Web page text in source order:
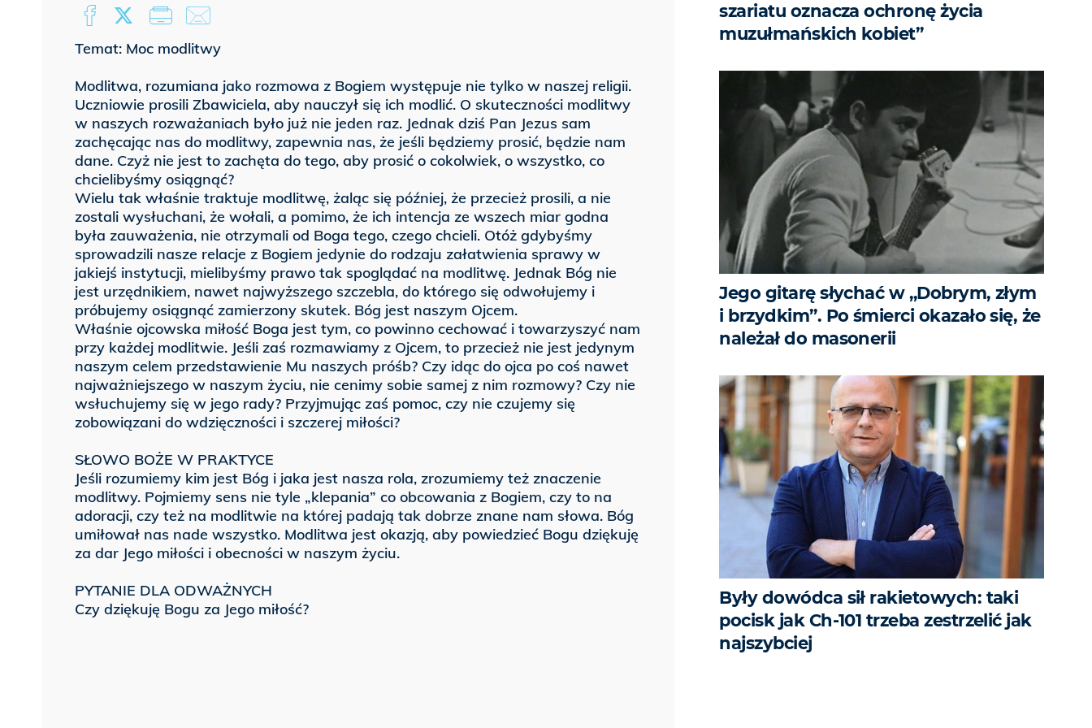
Temat: Moc modlitwy
Modlitwa, rozumiana jako rozmowa z Bogiem występuje nie tylko w naszej religii.
Uczniowie prosili Zbawiciela, aby nauczył się ich modlić. O skuteczności modlitwy
w naszych rozważaniach było już nie jeden raz. Jednak dziś Pan Jezus sam
zachęcając nas do modlitwy, zapewnia nas, że jeśli będziemy prosić, będzie nam
dane. Czyż nie jest to zachęta do tego, aby prosić o cokolwiek, o wszystko, co
chcielibyśmy osiągnąć?
Wielu tak właśnie traktuje modlitwę, żaląc się później, że przecież prosili, a nie
zostali wysłuchani, że wołali, a pomimo, że ich intencja ze wszech miar godna
była zauważenia, nie otrzymali od Boga tego, czego chcieli. Otóż gdybyśmy
sprowadzili nasze relacje z Bogiem jedynie do rodzaju załatwienia sprawy w
jakiejś instytucji, mielibyśmy prawo tak spoglądać na modlitwę. Jednak Bóg nie
jest urzędnikiem, nawet najwyższego szczebla, do którego się odwołujemy i
próbujemy osiągnąć zamierzony skutek. Bóg jest naszym Ojcem.
Właśnie ojcowska miłość Boga jest tym, co powinno cechować i towarzyszyć nam
przy każdej modlitwie. Jeśli zaś rozmawiamy z Ojcem, to przecież nie jest jedynym
naszym celem przedstawienie Mu naszych próśb? Czy idąc do ojca po coś nawet
najważniejszego w naszym życiu, nie cenimy sobie samej z nim rozmowy? Czy nie
wsłuchujemy się w jego rady? Przyjmując zaś pomoc, czy nie czujemy się
zobowiązani do wdzięczności i szczerej miłości?
SŁOWO BOŻE W PRAKTYCE
Jeśli rozumiemy kim jest Bóg i jaka jest nasza rola, zrozumiemy też znaczenie
modlitwy. Pojmiemy sens nie tyle „klepania” co obcowania z Bogiem, czy to na
adoracji, czy też na modlitwie na której padają tak dobrze znane nam słowa. Bóg
umiłował nas nade wszystko. Modlitwa jest okazją, aby powiedzieć Bogu dziękuję
za dar Jego miłości i obecności w naszym życiu.
PYTANIE DLA ODWAŻNYCH
Czy dziękuję Bogu za Jego miłość?
szariatu oznacza ochronę życia
muzułmańskich kobiet”
Jego gitarę słychać w „Dobrym, złym
i brzydkim”. Po śmierci okazało się, że
należał do masonerii
Były dowódca sił rakietowych: taki
pocisk jak Ch-101 trzeba zestrzelić jak
najszybciej